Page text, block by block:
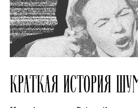
КРАТКАЯ ИСТОРИЯ